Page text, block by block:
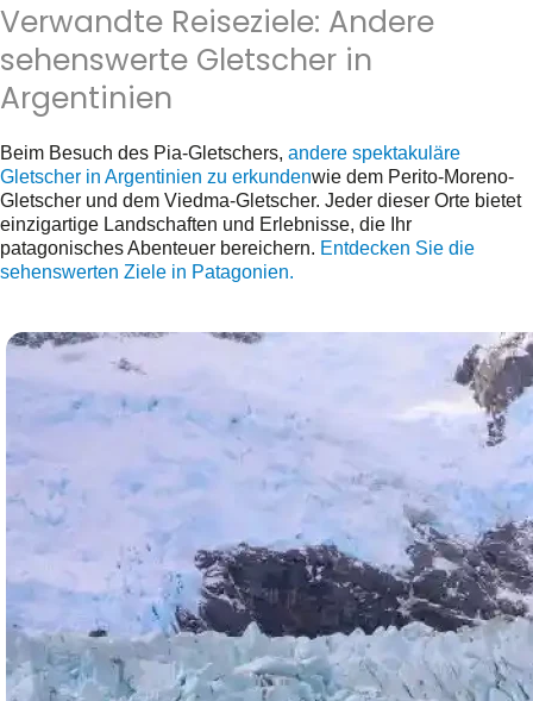
Verwandte Reiseziele: Andere
sehenswerte Gletscher in
Argentinien
Beim Besuch des Pia-Gletschers, andere spektakuläre
Gletscher in Argentinien zu erkundenwie dem Perito-Moreno-
Gletscher und dem Viedma-Gletscher. Jeder dieser Orte bietet
einzigartige Landschaften und Erlebnisse, die Ihr
patagonisches Abenteuer bereichern. Entdecken Sie die
sehenswerten Ziele in Patagonien.